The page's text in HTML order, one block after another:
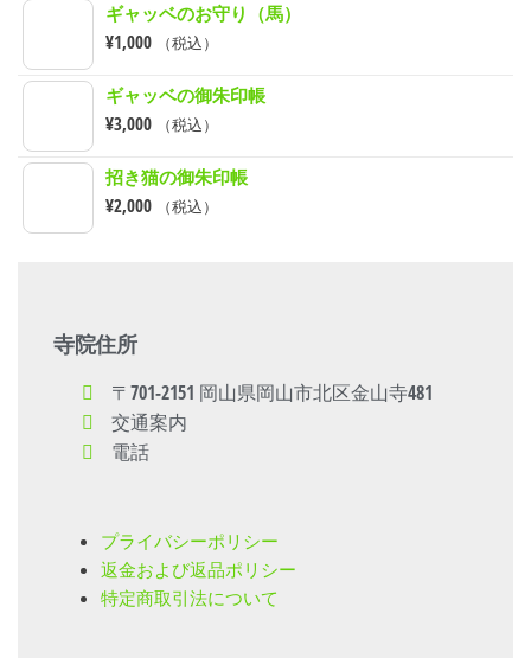
ギャッベのお守り（馬）
¥1,000 （税込）
ギャッベの御朱印帳
¥3,000 （税込）
招き猫の御朱印帳
¥2,000 （税込）
寺院住所
〒701-2151 岡山県岡山市北区金山寺481
交通案内
電話
プライバシーポリシー
返金および返品ポリシー
特定商取引法について